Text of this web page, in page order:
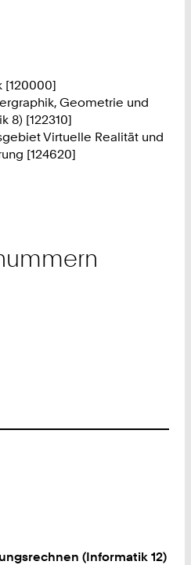
[120000]
Geometrie und
8) [122310]
Virtuelle Realität und
[124620]
(Informatik 12)